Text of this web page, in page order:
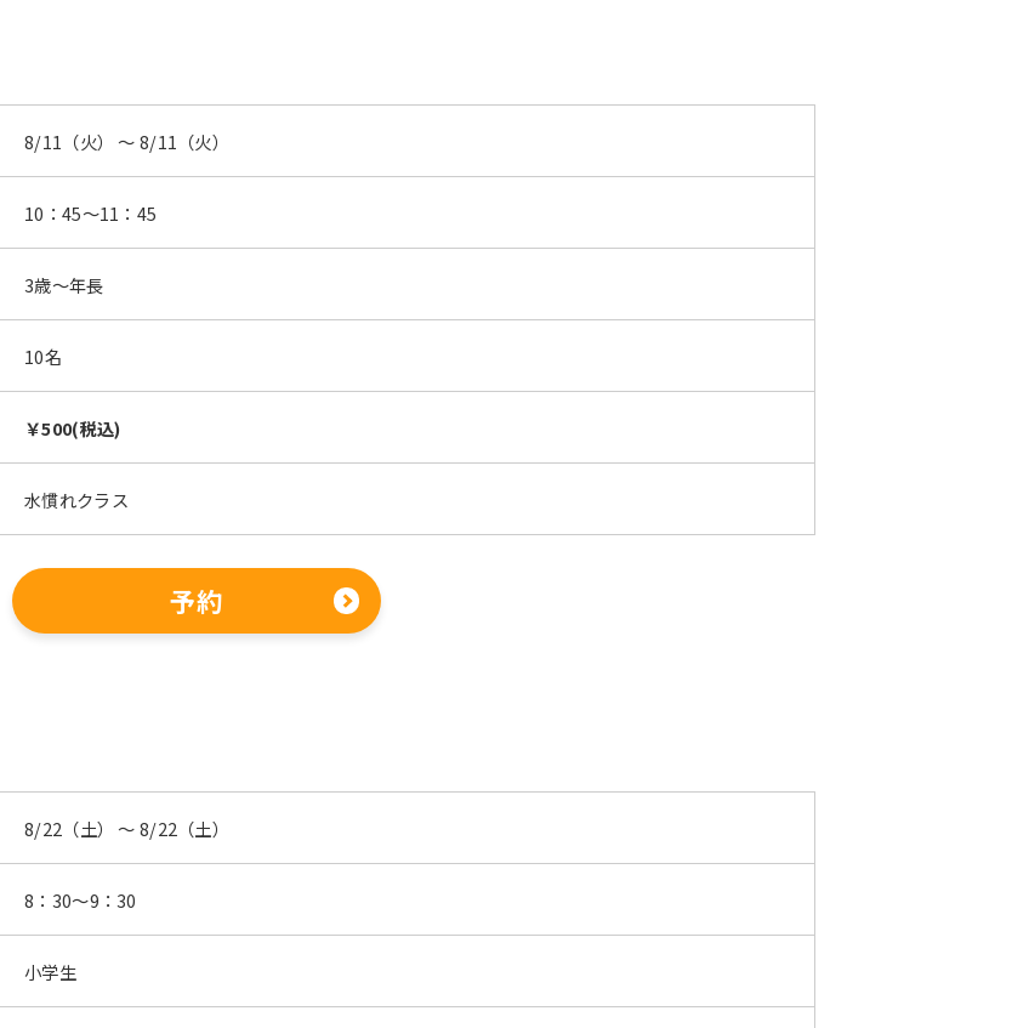
8/11（火） 〜 8/11（火）
10：45～11：45
3歳～年長
10名
￥500(税込)
水慣れクラス
予約
8/22（土） 〜 8/22（土）
8：30～9：30
小学生
For foreigners
Central Sports official website is
automatically translated into
English. Click the link below (start
automatic translation) to return to
the top page.